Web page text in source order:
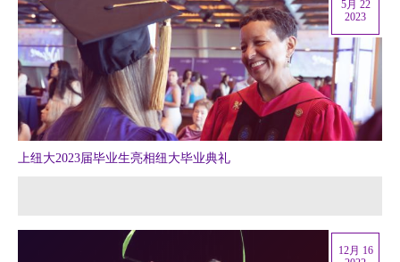
上纽大2023届毕业生亮相纽大毕业典礼
5月 22
2023
12月 16